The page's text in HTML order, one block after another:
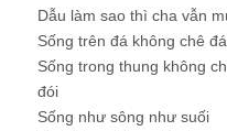
Dẫu làm sao thì cha vẫn
Sống trên đá không chê
Sống trong thung không
đói
Sống như sông như suối